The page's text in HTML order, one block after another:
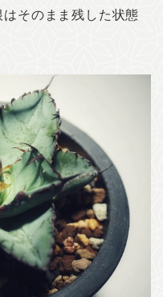
そのまま残した状態